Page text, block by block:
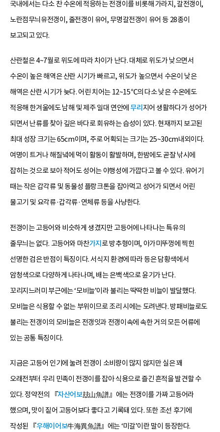
국내에서는 다소 찬 수온에 적응하는 전갱이를 비롯해 가라지, 갈전갱이,
노란점무늬유전갱이, 줄전갱이 유어, 무명갈전갱이 유어 등 28종이
보고되고 있다.
산란철은 4~7월로 위도에 따라 차이가 난다. 대체로 위도가 낮으면서
수온이 높은 해역은 산란 시기가 빠르고, 위도가 높으면서 수온이 낮은
해역은 산란 시기가 늦다. 어린 치어는 12~15℃의 다소 낮은 수온에도
적응해 한겨울에도 남해 및 제주 일대 연안에 무리 지어 생활하다가 성어가
되면서 난류를 찾아 깊은 바다로 회유하는 습성이 있다. 현재까지 보고된
최대 성장 크기는 65cm이며, 주로 어획되는 크기는 25~30cm내외이다.
여명이 트거나 해질녘에 먹이 활동이 활발하며, 한밤에도 곧잘 낚시에
잡히는 것으로 보아 적어도 성어는 야행성에 가깝다고 볼 수 있다. 유어기
때는 작은 갑각류 및 동물성 플랑크톤을 잡아먹고 성어가 되면서 어린
물고기 및 요각류·갑각류·연체류 등을 사냥한다.
전갱이는 고등어와 비슷하게 생겼지만 고등어에 나타나는 특유의
줄무늬는 없다. 고등어와 마찬가지 로 방추형이며, 아가미뚜껑에 찍힌
선명한 검은 반점이 특징이다. 서식지 환경에 따라 등은 담황색에서
암청색으로 다양하게 나타나며, 배는 은백색으로 윤기가 난다.
꼬리지느러미 부근에는 ‘모비늘’이라 불리는 딱딱한 비늘이 발달했다.
모비늘은 식용할 수 없는 부위이므로 조리 시에는 도려낸다. 방패비늘로도
불리는 전갱이의 모비늘은 전갱잇과 전갱이속에 속한 거의 모든 어류에
있는 공통 특징이다.
지금은 고등어 인기에 눌려 전갱이 소비량이 많지 않지만 실은 꽤
오래전부터 우리 민족이 전갱이를 잡아 식용으로 즐긴 흔적을 발견할 수
있다. 정약전의 『자산어보玆山魚譜』에는 전갱이를 가짜 고등어라
했으며, 맛이 짙어 고등어보다 좋다고 기록돼 있다. 또한 조선 후기에
작성된 『우해이어보牛海異魚譜』에는 ‘미갈’이란 말이 등장한다.